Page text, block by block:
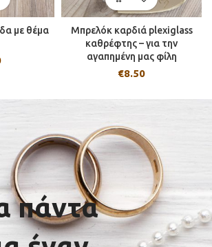
με θέμα
Μπρελόκ καρδιά plexiglass
καθρέφτης – για την
αγαπημένη μας φίλη
€8.50
πάντα